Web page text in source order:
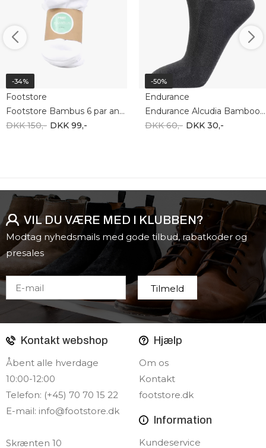
-34%
Footstore
Footstore Bambus 6 par ankelstrømper
DKK 150,- DKK 99,-
-50%
Endurance
Endurance Alcudia Bamboo low black e151597
DKK 60,- DKK 30,-
VIL DU VÆRE MED I KLUBBEN?
Modtag nyhedsmails med gode tilbud, rabatkoder og
presales
Kontakt webshop
Åbent alle hverdage
10:00-12:00
Telefon: (+45) 70 70 15 22
E-mail: info@footstore.dk
Skrænten 10
Hjælp
Om os
Kontakt
footstore.dk
Information
Kundeservice